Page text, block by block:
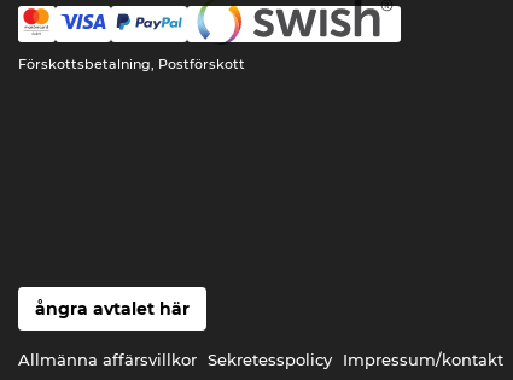
Förskottsbetalning, Postförskott
ångra avtalet här
Allmänna affärsvillkor Sekretesspolicy Impressum/kontakt